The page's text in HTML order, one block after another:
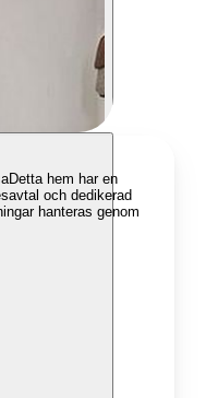
Detta hem har en
och dedikerad
hanteras genom